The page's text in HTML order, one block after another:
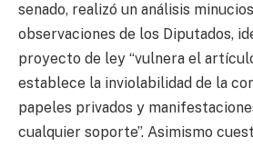
senado, realizó un análisis
observaciones de los Diputados,
proyecto de ley “vulnera el
establece la inviolabilidad de la
papeles privados y
cualquier soporte”. Asimismo